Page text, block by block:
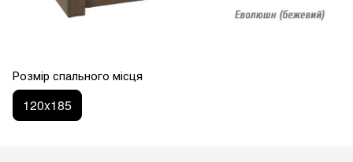
Розмір спального місця
120x185